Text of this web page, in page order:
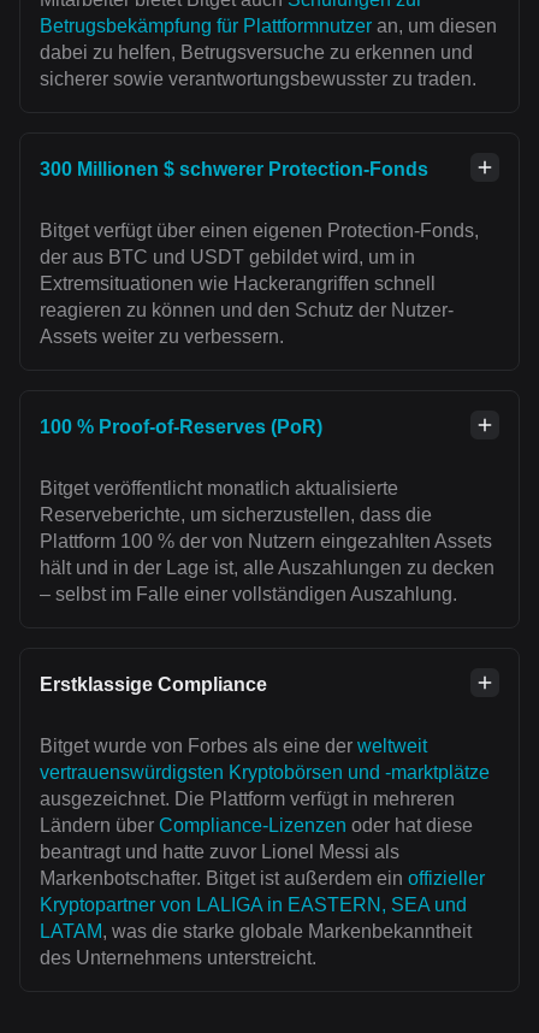
Betrugsbekämpfung für Plattformnutzer an, um diesen
dabei zu helfen, Betrugsversuche zu erkennen und
sicherer sowie verantwortungsbewusster zu traden.
300 Millionen $ schwerer Protection-Fonds
Bitget verfügt über einen eigenen Protection-Fonds,
der aus BTC und USDT gebildet wird, um in
Extremsituationen wie Hackerangriffen schnell
reagieren zu können und den Schutz der Nutzer-
Assets weiter zu verbessern.
100 % Proof-of-Reserves (PoR)
Bitget veröffentlicht monatlich aktualisierte
Reserveberichte, um sicherzustellen, dass die
Plattform 100 % der von Nutzern eingezahlten Assets
hält und in der Lage ist, alle Auszahlungen zu decken
– selbst im Falle einer vollständigen Auszahlung.
Erstklassige Compliance
Bitget wurde von Forbes als eine der weltweit
vertrauenswürdigsten Kryptobörsen und -marktplätze
ausgezeichnet. Die Plattform verfügt in mehreren
Ländern über Compliance-Lizenzen oder hat diese
beantragt und hatte zuvor Lionel Messi als
Markenbotschafter. Bitget ist außerdem ein offizieller
Kryptopartner von LALIGA in EASTERN, SEA und
LATAM, was die starke globale Markenbekanntheit
des Unternehmens unterstreicht.